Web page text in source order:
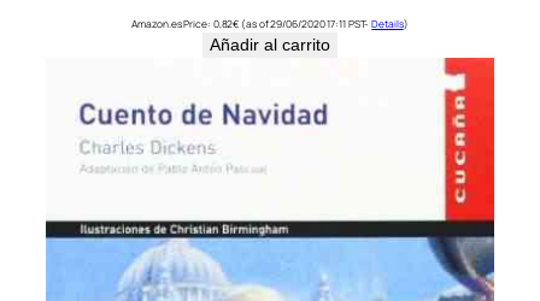
Amazon.es Price: 0,82€ (as of 29/06/2020 17:11 PST-Details)
Añadir al carrito